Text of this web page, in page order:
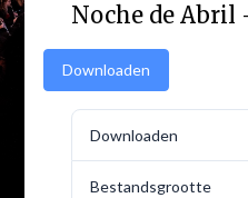
Noche de Abril
Downloaden
Downloaden
Bestandsgrootte